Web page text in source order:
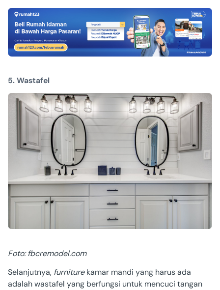
5. Wastafel
Foto: fbcremodel.com
Selanjutnya, furniturekamar mandi yang harus ada
adalah wastafel yang berfungsi untuk mencuci tangan